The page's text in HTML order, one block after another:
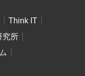
Think IT
究所